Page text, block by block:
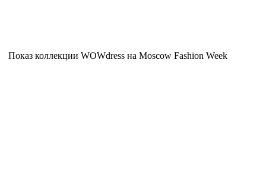
Показ коллекции WOWdress на Moscow Fashion Week